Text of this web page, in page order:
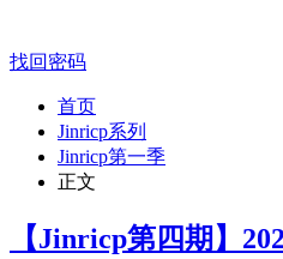
找回密码
首页
Jinricp系列
Jinricp第一季
正文
【Jinricp第四期】